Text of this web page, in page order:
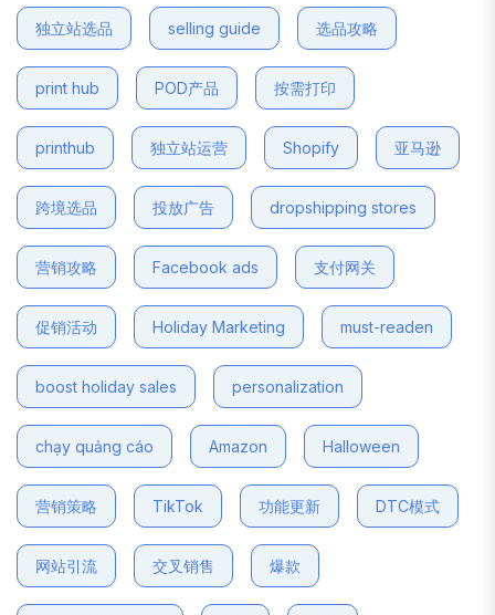
独立站选品 selling guide 选品攻略
print hub POD产品 按需打印
printhub 独立站运营 Shopify 亚马逊
跨境选品 投放广告 dropshipping stores
营销攻略 Facebook ads 支付网关
促销活动 Holiday Marketing must-readen
boost holiday sales personalization
chạy quảng cáo Amazon Halloween
营销策略 TikTok 功能更新 DTC模式
网站引流 交叉销售 爆款